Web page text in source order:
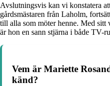
Avslutningsvis kan vi konstatera
gårdsmästaren från Laholm,
till alla som möter henne. Med sitt
är hon en sann stjärna i både TV-
Vem är Mariette
känd?